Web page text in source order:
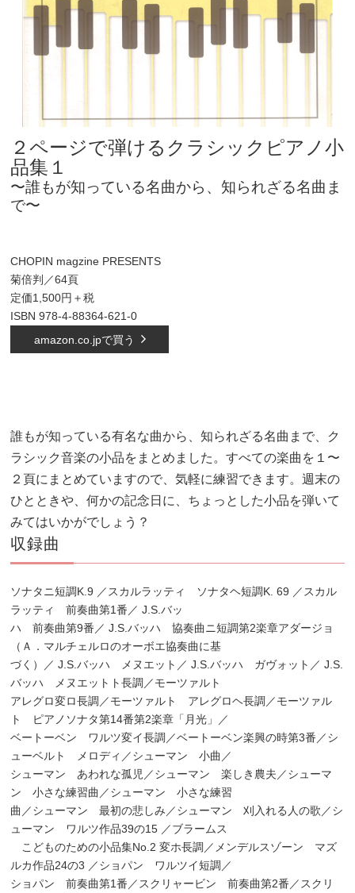
２ページで弾けるクラシックピアノ小
品集１
〜誰もが知っている名曲から、知られざる名曲ま
で〜
CHOPIN magzine PRESENTS
菊倍判／64頁
定価1,500円＋税
ISBN 978-4-88364-621-0
amazon.co.jpで買う
誰もが知っている有名な曲から、知られざる名曲まで、ク
ラシック音楽の小品をまとめました。すべての楽曲を１〜
２頁にまとめていますので、気軽に練習できます。週末の
ひとときや、何かの記念日に、ちょっとした小品を弾いて
みてはいかがでしょう？
収録曲
ソナタニ短調K.9 ／スカルラッティ ソナタヘ短調K. 69 ／スカル
ラッティ 前奏曲第1番／ J.S.バッ
ハ 前奏曲第9番／ J.S.バッハ 協奏曲ニ短調第2楽章アダージョ
（Ａ．マルチェルロのオーボエ協奏曲に基
づく）／ J.S.バッハ メヌエット／ J.S.バッハ ガヴォット／ J.S.
バッハ メヌエットト長調／モーツァルト
アレグロ変ロ長調／モーツァルト アレグロヘ長調／モーツァル
ト ピアノソナタ第14番第2楽章「月光」／
ベートーベン ワルツ変イ長調／ベートーベン楽興の時第3番／シ
ューベルト メロディ／シューマン 小曲／
シューマン あわれな孤児／シューマン 楽しき農夫／シューマ
ン 小さな練習曲／シューマン 小さな練習
曲／シューマン 最初の悲しみ／シューマン 刈入れる人の歌／シ
ューマン ワルツ作品39の15 ／ブラームス
こどものための小品集No.2 変ホ長調／メンデルスゾーン マズ
ルカ作品24の3 ／ショパン ワルツイ短調／
ショパン 前奏曲第1番／スクリャービン 前奏曲第2番／スクリ